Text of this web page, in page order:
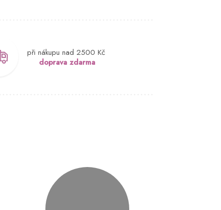
při nákupu nad 2500 Kč
doprava zdarma